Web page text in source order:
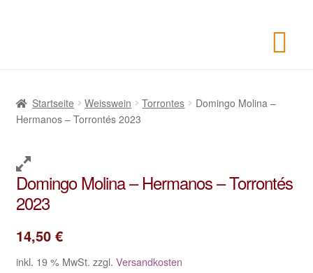
Startseite Weisswein Torrontes
Domingo Molina –
Hermanos – Torrontés 2023
Domingo Molina – Hermanos – Torrontés
2023
14,50 €
inkl. 19 % MwSt. zzgl. Versandkosten